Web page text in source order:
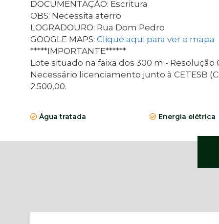
DOCUMENTAÇÃO: Escritura
OBS: Necessita aterro
LOGRADOURO: Rua Dom Pedro
GOOGLE MAPS: Clique aqui para ver o mapa
*****IMPORTANTE******
Lote situado na faixa dos 300 m - Resolução
Necessário licenciamento junto à CETESB
2.500,00.
Água tratada Energia elétrica